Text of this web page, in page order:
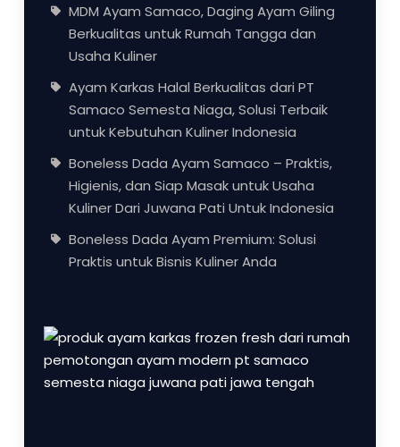
MDM Ayam Samaco, Daging Ayam Giling
Berkualitas untuk Rumah Tangga dan
Usaha Kuliner
Ayam Karkas Halal Berkualitas dari PT
Samaco Semesta Niaga, Solusi Terbaik
untuk Kebutuhan Kuliner Indonesia
Boneless Dada Ayam Samaco – Praktis,
Higienis, dan Siap Masak untuk Usaha
Kuliner Dari Juwana Pati Untuk Indonesia
Boneless Dada Ayam Premium: Solusi
Praktis untuk Bisnis Kuliner Anda